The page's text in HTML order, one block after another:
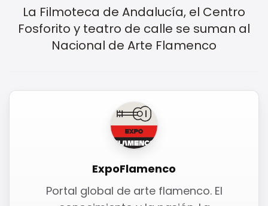
La Filmoteca de Andalucía, el Centro
Fosforito y teatro de calle se suman al
Nacional de Arte Flamenco
ExpoFlamenco
Portal global de arte flamenco. El